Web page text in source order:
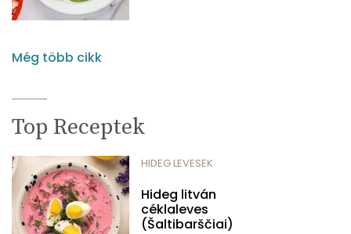
Még több cikk
Top Receptek
HIDEG LEVESEK
Hideg litván
céklaleves
(Šaltibarščiai)